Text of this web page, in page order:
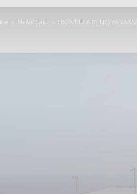
News Flash FRONTIER AIRLINES TA